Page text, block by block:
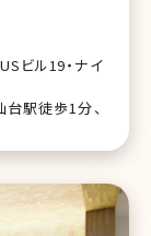
ビル19・ナイ
台駅徒歩1分、